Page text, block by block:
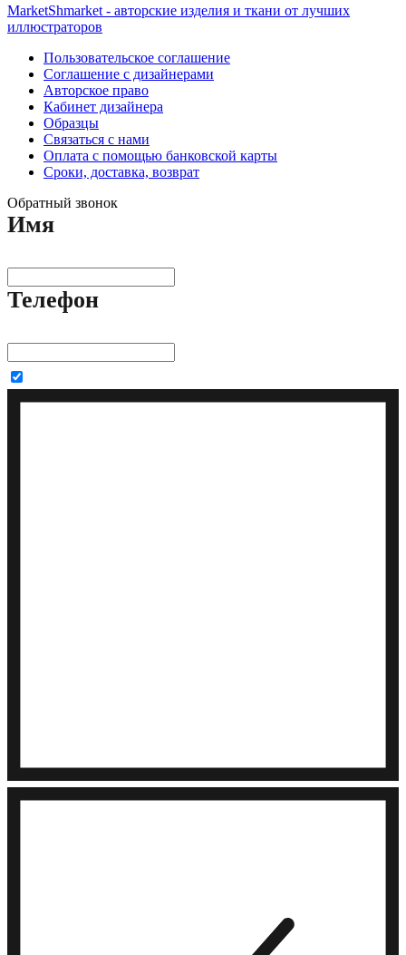
MarketShmarket - авторские изделия и ткани от лучших
иллюстраторов
Пользовательское соглашение
Соглашение с дизайнерами
Авторское право
Кабинет дизайнера
Образцы
Связаться с нами
Оплата с помощью банковской карты
Сроки, доставка, возврат
Обратный звонок
Имя
Телефон